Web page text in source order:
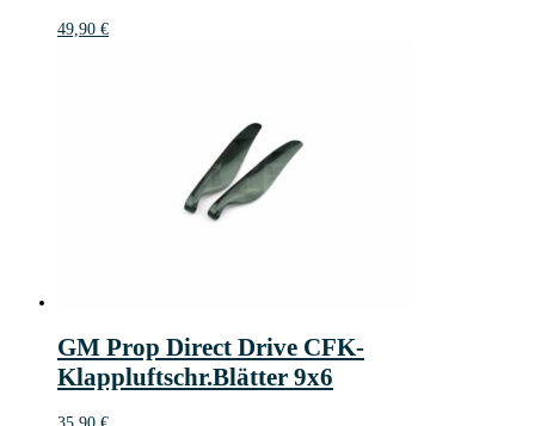
49,90 €
GM Prop Direct Drive CFK-
Klappluftschr.Blätter 9x6